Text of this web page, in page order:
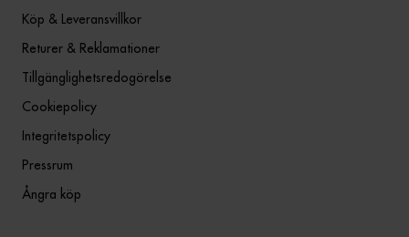
Köp & Leveransvillkor
Returer & Reklamationer
Tillgänglighetsredogörelse
Cookiepolicy
Integritetspolicy
Pressrum
Ångra köp